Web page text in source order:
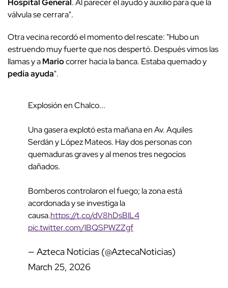
Hospital General . Al parecer él ayudó y auxilió para que la
válvula se cerrara".
Otra vecina recordó el momento del rescate: "Hubo un
estruendo muy fuerte que nos despertó. Después vimos las
llamas y aMariocorrer hacia la banca. Estaba quemado y
pedía ayuda".
Explosión en Chalco...
Una gasera explotó esta mañana en Av. Aquiles
Serdán y López Mateos. Hay dos personas con
quemaduras graves y al menos tres negocios
dañados.
Bomberos controlaron el fuego; la zona está
acordonada y se investiga la
causa.https://t.co/dV8hDsBlL4
pic.twitter.com/lBQSPWZZgf
— Azteca Noticias (@AztecaNoticias)
March 25, 2026